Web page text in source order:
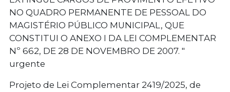
NO QUADRO PERMANENTE DE PESSOAL DO
MAGISTÉRIO PÚBLICO MUNICIPAL, QUE
CONSTITUI O ANEXO I DA LEI COMPLEMENTAR
Nº 662, DE 28 DE NOVEMBRO DE 2007. "
urgente
Projeto de Lei Complementar 2419/2025, de